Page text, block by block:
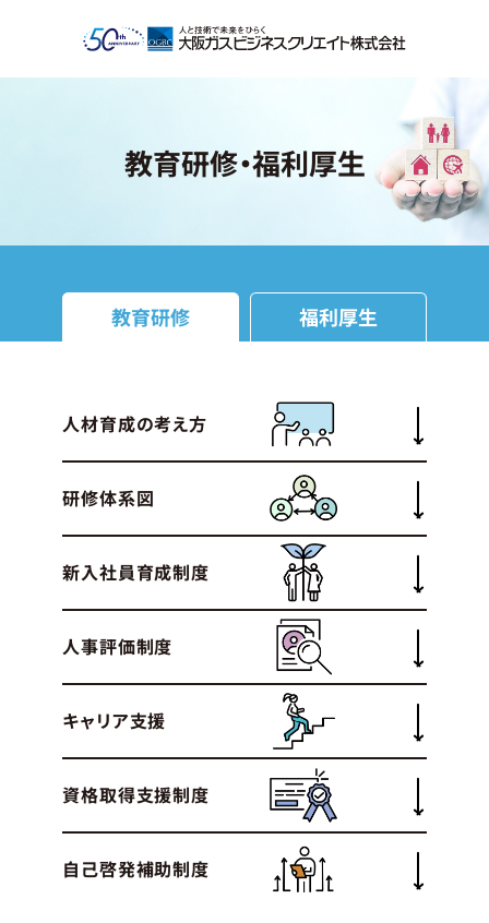
教育研修・福利厚生
教育研修 福利厚生
人材育成の考え方
研修体系図
新入社員育成制度
人事評価制度
キャリア支援
資格取得支援制度
自己啓発補助制度